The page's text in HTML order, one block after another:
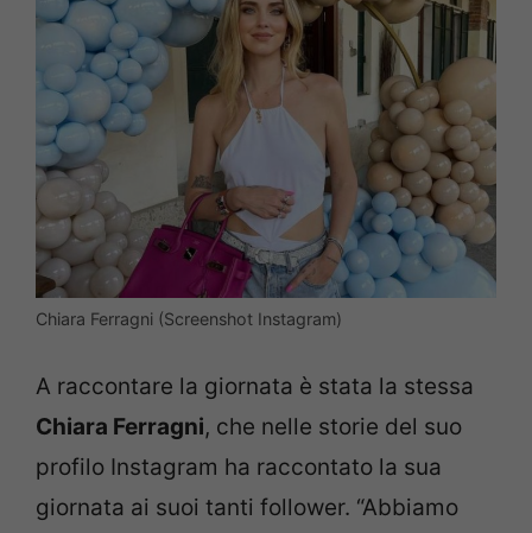
Chiara Ferragni (Screenshot Instagram)
A raccontare la giornata è stata la stessa
Chiara Ferragni, che nelle storie del suo
profilo Instagram ha raccontato la sua
giornata ai suoi tanti follower. “Abbiamo